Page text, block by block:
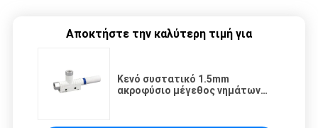
Αποκτήστε την καλύτερη τιμή για
Κενό συστατικό 1.5mm
ακροφύσιο μέγεθος νημάτων